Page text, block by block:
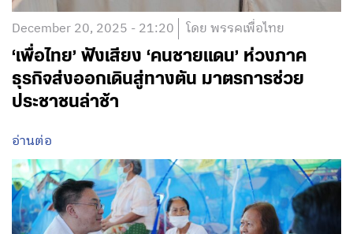
December 20, 2025 - 21:20 โดย พรรคเพื่อไทย
‘เพื่อไทย’ ฟังเสียง ‘คนชายแดน’ ห่วงภาค
ธุรกิจส่งออกเดินสู่ทางตัน มาตรการช่วย
ประชาชนล่าช้า
อ่านต่อ